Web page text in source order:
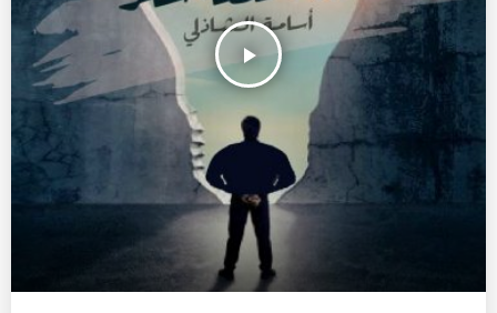
play_arrow